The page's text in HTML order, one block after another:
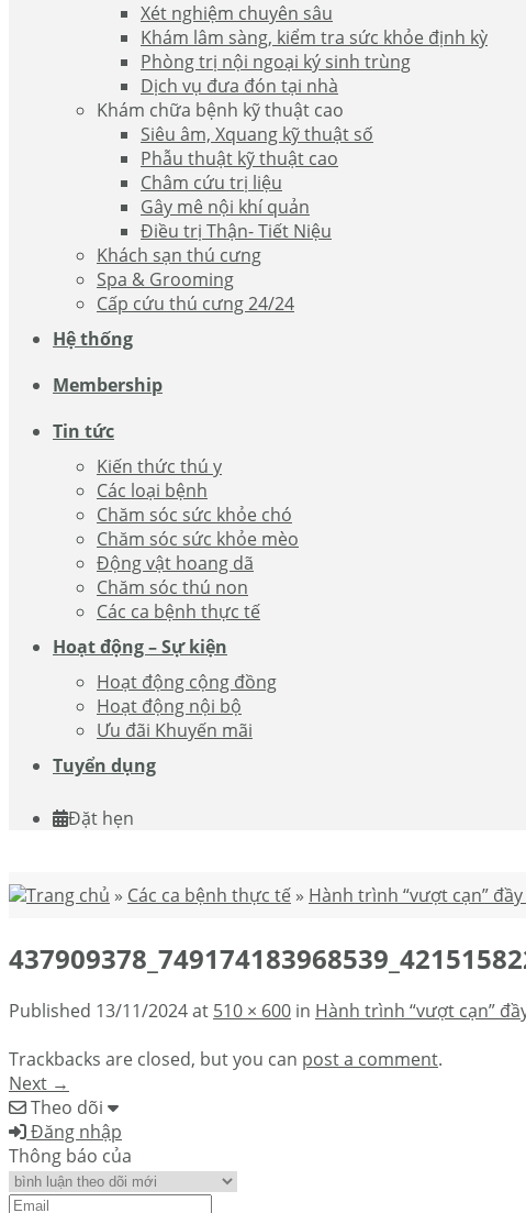
Xét nghiệm chuyên sâu
Khám lâm sàng, kiểm tra sức khỏe định kỳ
Phòng trị nội ngoại ký sinh trùng
Dịch vụ đưa đón tại nhà
Khám chữa bệnh kỹ thuật cao
Siêu âm, Xquang kỹ thuật số
Phẫu thuật kỹ thuật cao
Châm cứu trị liệu
Gây mê nội khí quản
Điều trị Thận- Tiết Niệu
Khách sạn thú cưng
Spa & Grooming
Cấp cứu thú cưng 24/24
Hệ thống
Membership
Tin tức
Kiến thức thú y
Các loại bệnh
Chăm sóc sức khỏe chó
Chăm sóc sức khỏe mèo
Động vật hoang dã
Chăm sóc thú non
Các ca bệnh thực tế
Hoạt động – Sự kiện
Hoạt động cộng đồng
Hoạt động nội bộ
Ưu đãi Khuyến mãi
Tuyển dụng
Đặt hẹn
Trang chủ » Các ca bệnh thực tế » Hành trình “vượt cạn”
Published 13/11/2024at 510 × 600 in Hành trình “vượt cạn”
Trackbacks are closed, but you can post a comment.
Next →
Theo dõi
Đăng nhập
Thông báo của